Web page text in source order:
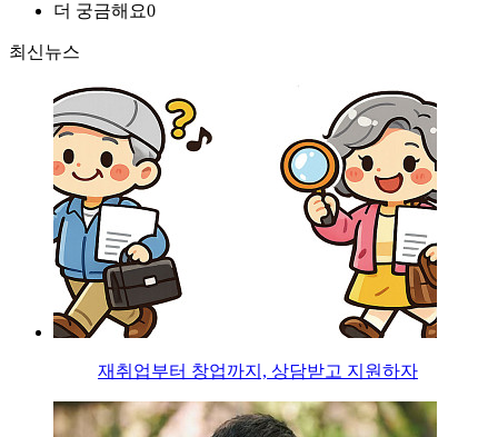
더 궁금해요0
최신뉴스
재취업부터 창업까지, 상담받고 지원하자